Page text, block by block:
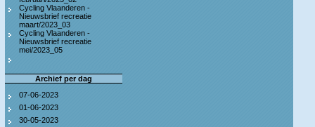
Cycling Vlaanderen -
Nieuwsbrief recreatie
maart/2023_03
Cycling Vlaanderen -
Nieuwsbrief recreatie
mei/2023_05
Archief per dag
07-06-2023
01-06-2023
30-05-2023